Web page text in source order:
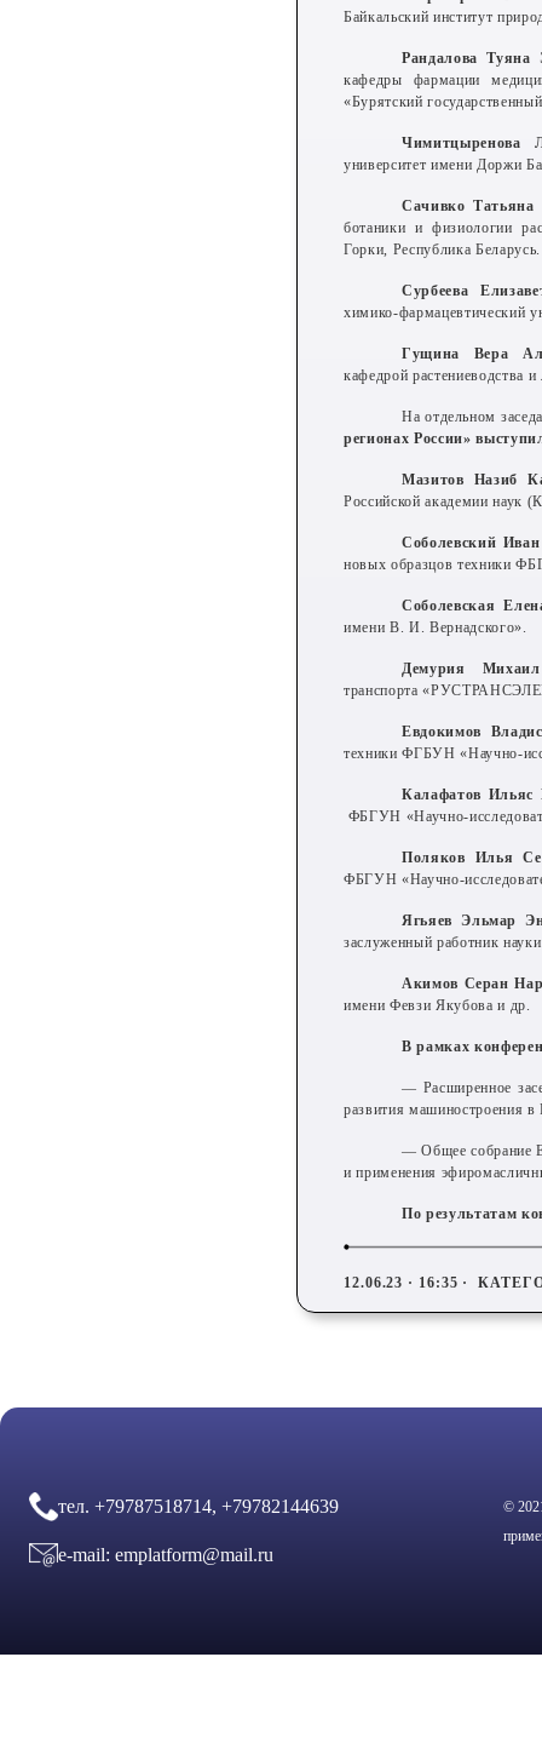
Байкальский институт
Рандалова Туяна
кафедры фармации
«Бурятский
Чимитцыренова
университет имени Доржи
Сачивко Татьяна
ботаники и физиологии
Горки, Республика Беларусь.
Сурбеева
химико-фармацевтический
Гущина Вера
кафедрой
На отдельном
регионах России»
Мазитов Назиб
Российской академии наук
Соболевский
новых образцов техники
Соболевская
имени В. И. Вернадского».
Демурия
транспорта
Евдокимов
техники ФГБУН «Научно-
Калафатов
ФБГУН «Научно-
Поляков Илья
ФБГУН «Научно-
Ягьяев Эльмар
заслуженный работник
Акимов Серан
имени Февзи Якубова и др.
В рамках
— Расширенное
развития машиностроения
— Общее собрание
и применения
По результатам
12.06.23 · 16:35 ·
тел. +79787518714, +79782144639
e-mail: emplatform@mail.ru
©